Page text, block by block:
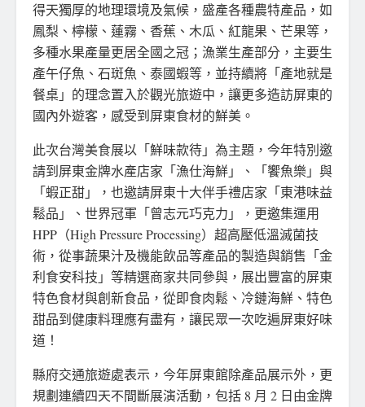
得天獨厚的地理環境及氣候，盛產各種農特產品，如
鳳梨、檸檬、蓮霧、香蕉、木瓜、紅龍果、芒果等，
多種水果產量更居全國之冠；漁業生產部分，主要生
產午仔魚、石斑魚、泰國蝦等，並持續將「產地就是
餐桌」的理念置入於觀光旅遊中，讓更多造訪屏東的
國內外遊客，感受到屏東食材的鮮美。
此次台灣美食展以「鮮味款待」為主題，今年特別邀
請到屏東金牌水產店家「漁仕海鮮」、「饗魚樂」與
「蝦正甜」，也邀請屏東十大伴手禮店家「東港味益
鬆品」、世界冠軍「曾志元巧克力」，更邀集運用
HPP（High Pressure Processing）超高壓低溫滅菌技
術，從事蔬果汁及機能飲品等產品的製造與銷售「金
利食安科技」等精選商家共同參與，展出豐富的屏東
特色食材與創新食品，從即食肉鬆、冷鏈海鮮、特色
甜品到健康料理應有盡有，讓民眾一次吃遍屏東好味
道！
縣府交通旅遊處表示，今年屏東館除產品展示外，更
規劃連續四天不間斷展演活動，包括 8 月 2 日由金牌